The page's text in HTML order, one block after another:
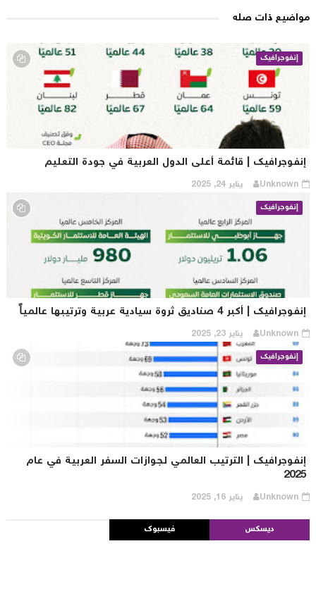
ذات صله
إنفوجرافيك
| قائمة أعلى الدول العربية في جودة التعليم
Unknown
يناير 24, 2025
إنفوجرافيك
| أكبر 4 صناديق ثروة سيادية عربية وترتيبها عالمياً
Unknown
يناير 23, 2025
إنفوجرافيك
| الترتيب العالمي لجوازات السفر العربية في عام
Unknown يناير 16, 2025
ديسكس فيسبوك